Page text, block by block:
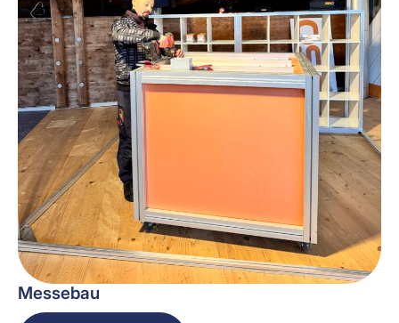
Messebau